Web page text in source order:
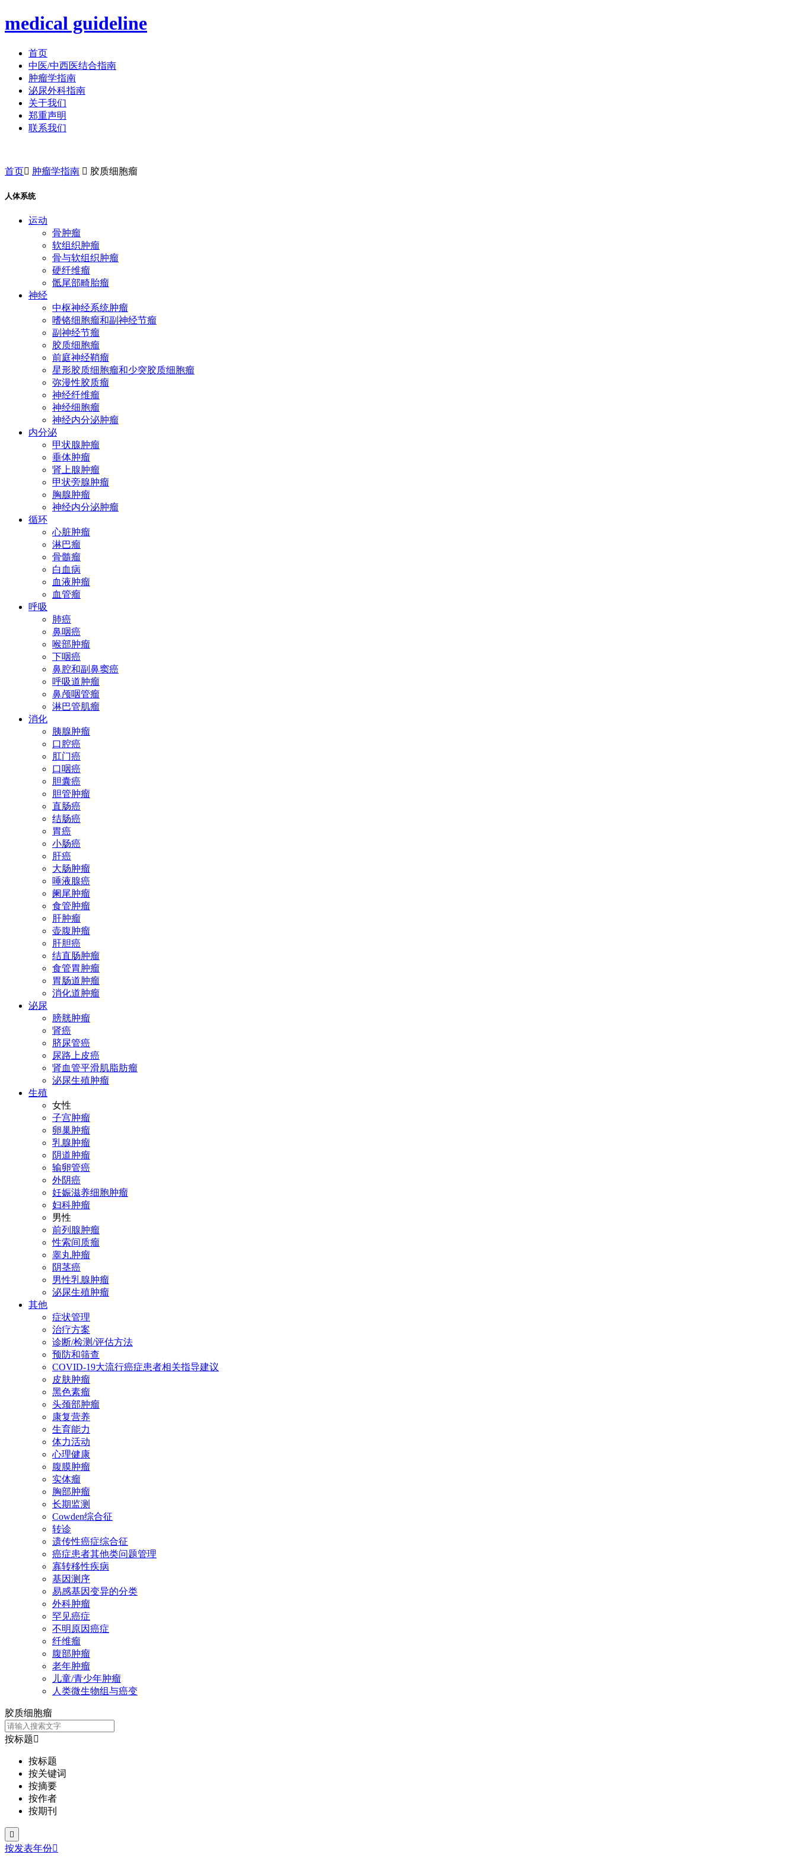
medical guideline
首页
中医/中西医结合指南
肿瘤学指南
泌尿外科指南
关于我们
郑重声明
联系我们
首页 肿瘤学指南  胶质细胞瘤
人体系统
运动
骨肿瘤
软组织肿瘤
骨与软组织肿瘤
硬纤维瘤
骶尾部畸胎瘤
神经
中枢神经系统肿瘤
嗜铬细胞瘤和副神经节瘤
副神经节瘤
胶质细胞瘤
前庭神经鞘瘤
星形胶质细胞瘤和少突胶质细胞瘤
弥漫性胶质瘤
神经纤维瘤
神经细胞瘤
神经内分泌肿瘤
内分泌
甲状腺肿瘤
垂体肿瘤
肾上腺肿瘤
甲状旁腺肿瘤
胸腺肿瘤
神经内分泌肿瘤
循环
心脏肿瘤
淋巴瘤
骨髓瘤
白血病
血液肿瘤
血管瘤
呼吸
肺癌
鼻咽癌
喉部肿瘤
下咽癌
鼻腔和副鼻窦癌
呼吸道肿瘤
鼻颅咽管瘤
淋巴管肌瘤
消化
胰腺肿瘤
口腔癌
肛门癌
口咽癌
胆囊癌
胆管肿瘤
直肠癌
结肠癌
胃癌
小肠癌
肝癌
大肠肿瘤
唾液腺癌
阑尾肿瘤
食管肿瘤
肝肿瘤
壶腹肿瘤
肝胆癌
结直肠肿瘤
食管胃肿瘤
胃肠道肿瘤
消化道肿瘤
泌尿
膀胱肿瘤
肾癌
脐尿管癌
尿路上皮癌
肾血管平滑肌脂肪瘤
泌尿生殖肿瘤
生殖
女性
子宫肿瘤
卵巢肿瘤
乳腺肿瘤
阴道肿瘤
输卵管癌
外阴癌
妊娠滋养细胞肿瘤
妇科肿瘤
男性
前列腺肿瘤
性索间质瘤
睾丸肿瘤
阴茎癌
男性乳腺肿瘤
泌尿生殖肿瘤
其他
症状管理
治疗方案
诊断/检测/评估方法
预防和筛查
COVID-19大流行癌症患者相关指导建议
皮肤肿瘤
黑色素瘤
头颈部肿瘤
康复营养
生育能力
体力活动
心理健康
腹膜肿瘤
实体瘤
胸部肿瘤
长期监测
Cowden综合征
转诊
遗传性癌症综合征
癌症患者其他类问题管理
寡转移性疾病
基因测序
易感基因变异的分类
外科肿瘤
罕见癌症
不明原因癌症
纤维瘤
腹部肿瘤
老年肿瘤
儿童/青少年肿瘤
人类微生物组与癌变
胶质细胞瘤
按标题
按标题
按关键词
按摘要
按作者
按期刊

按发表年份